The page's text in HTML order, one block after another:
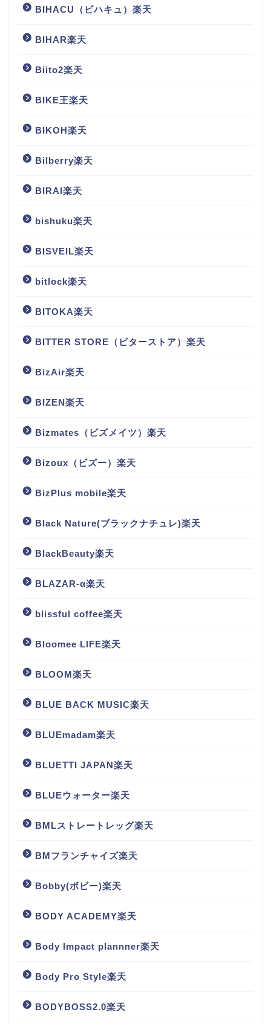
BIHACU（ビハキュ）楽天
BIHAR楽天
Biito2楽天
BIKE王楽天
BIKOH楽天
Bilberry楽天
BIRAI楽天
bishuku楽天
BISVEIL楽天
bitlock楽天
BITOKA楽天
BITTER STORE（ビターストア）楽天
BizAir楽天
BIZEN楽天
Bizmates（ビズメイツ）楽天
Bizoux（ビズー）楽天
BizPlus mobile楽天
Black Nature(ブラックナチュレ)楽天
BlackBeauty楽天
BLAZAR-α楽天
blissful coffee楽天
Bloomee LIFE楽天
BLOOM楽天
BLUE BACK MUSIC楽天
BLUEmadam楽天
BLUETTI JAPAN楽天
BLUEウォーター楽天
BMLストレートレッグ楽天
BMフランチャイズ楽天
Bobby(ボビー)楽天
BODY ACADEMY楽天
Body Impact plannner楽天
Body Pro Style楽天
BODYBOSS2.0楽天